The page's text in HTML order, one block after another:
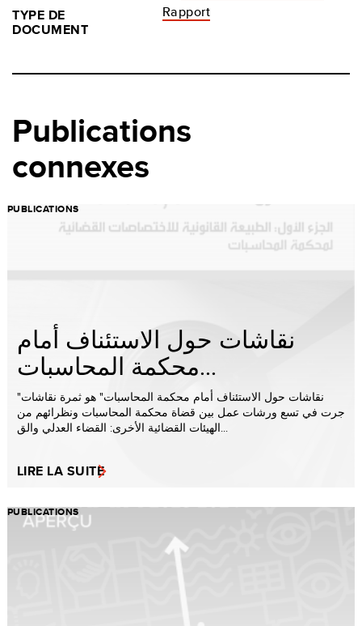
TYPE DE
DOCUMENT
Rapport
Publications
connexes
PUBLICATIONS
نقاشات حول الاستئناف أمام
محكمة المحاسبات...
"نقاشات حول الاستئناف أمام محكمة المحاسبات" هو ثمرة نقاشات
جرت في تسع ورشات عمل بين قضاة محكمة المحاسبات ونظرائهم من
الهيئات القضائية الأخرى: القضاء العدلي والق...
LIRE LA SUITE
PUBLICATIONS